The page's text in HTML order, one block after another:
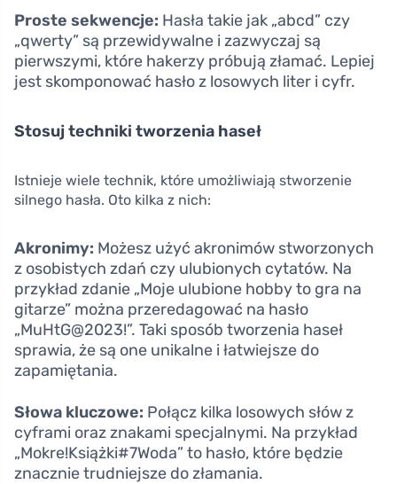
Proste sekwencje: Hasła takie jak „abcd” czy
„qwerty” są przewidywalne i zazwyczaj są
pierwszymi, które hakerzy próbują złamać. Lepiej
jest skomponować hasło z losowych liter i cyfr.
Stosuj techniki tworzenia haseł
Istnieje wiele technik, które umożliwiają stworzenie
silnego hasła. Oto kilka z nich:
Akronimy: Możesz użyć akronimów stworzonych
z osobistych zdań czy ulubionych cytatów. Na
przykład zdanie „Moje ulubione hobby to gra na
gitarze” można przeredagować na hasło
„MuHtG@2023!”. Taki sposób tworzenia haseł
sprawia, że są one unikalne i łatwiejsze do
zapamiętania.
Słowa kluczowe: Połącz kilka losowych słów z
cyframi oraz znakami specjalnymi. Na przykład
„Mokre!Książki#7Woda” to hasło, które będzie
znacznie trudniejsze do złamania.